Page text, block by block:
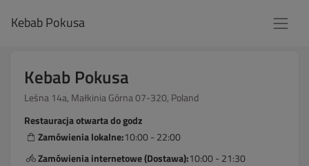
Kebab Pokusa
Kebab Pokusa
Leśna 14a, Małkinia Górna 07-320, Poland
Restauracja otwarta do godz
Zamówienia lokalne:10:00 - 22:00
Zamówienia internetowe (Dostawa):10:00 - 21:30